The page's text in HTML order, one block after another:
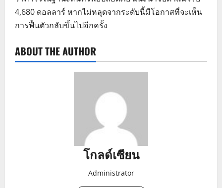
4,680 ดอลลาร์ หากไม่หลุดจากระดับนี้มีโอกาสที่จะเห็น
การฟื้นตัวกลับขึ้นไปอีกครั้ง
ABOUT THE AUTHOR
โกลด์เซียน
Administrator